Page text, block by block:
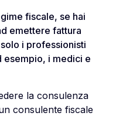
fiscale, se hai
emettere fattura
i professionisti
esempio, i medici e
la consulenza
consulente fiscale